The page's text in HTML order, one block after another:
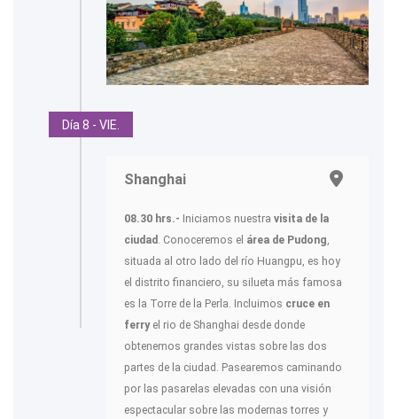
Día 8 - VIE.
Shanghai
08.30 hrs.- Iniciamos nuestra visita de la
ciudad . Conoceremos el área de Pudong,
situada al otro lado del río Huangpu, es hoy
el distrito financiero, su silueta más famosa
es la Torre de la Perla. Incluimos cruce en
ferry el rio de Shanghai desde donde
obtenemos grandes vistas sobre las dos
partes de la ciudad. Pasearemos caminando
por las pasarelas elevadas con una visión
espectacular sobre las modernas torres y